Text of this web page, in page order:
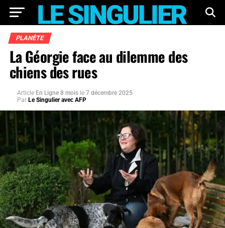
PLANÈTE
La Géorgie face au dilemme des
chiens des rues
Article En Ligne 8 mois le 7 décembre 2025
Par Le Singulier avec AFP